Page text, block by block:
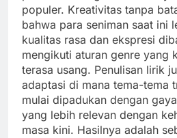
populer. Kreativitas tanpa
bahwa para seniman saat ini
kualitas rasa dan ekspresi
mengikuti aturan genre yang
terasa usang. Penulisan lirik
adaptasi di mana tema-tema
mulai dipadukan dengan
yang lebih relevan dengan
masa kini. Hasilnya adalah